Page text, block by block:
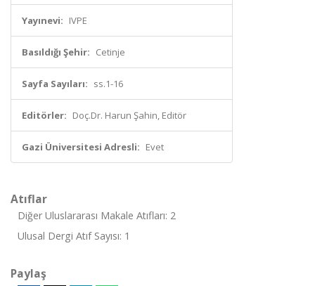
Yayınevi: IVPE
Basıldığı Şehir: Cetinje
Sayfa Sayıları: ss.1-16
Editörler: Doç.Dr. Harun Şahin, Editör
Gazi Üniversitesi Adresli: Evet
Atıflar
Diğer Uluslararası Makale Atıfları: 2
Ulusal Dergi Atıf Sayısı: 1
Paylaş